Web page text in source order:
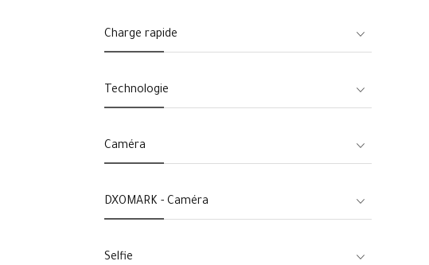
Charge rapide
Technologie
Caméra
DXOMARK - Caméra
Selfie